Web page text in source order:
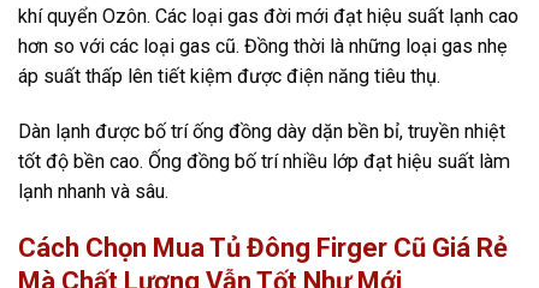
khí quyển Ozôn. Các loại gas đời mới đạt hiệu suất lạnh cao
hơn so với các loại gas cũ. Đồng thời là những loại gas nhẹ
áp suất thấp lên tiết kiệm được điện năng tiêu thụ.
Dàn lạnh được bố trí ống đồng dày dặn bền bỉ, truyền nhiệt
tốt độ bền cao. Ống đồng bố trí nhiều lớp đạt hiệu suất làm
lạnh nhanh và sâu.
Cách Chọn Mua Tủ Đông Firger Cũ Giá Rẻ
Mà Chất Lượng Vẫn Tốt Như Mới